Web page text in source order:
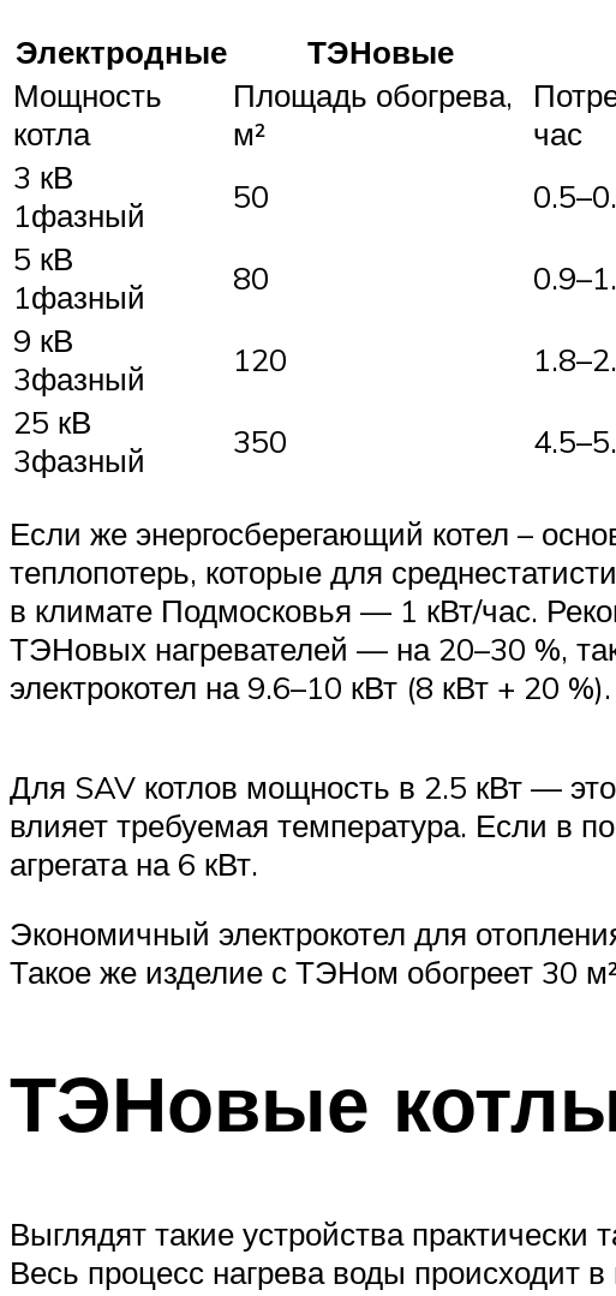
Электродные
ТЭНовые
Мощность
котла
Площадь обогрева,
м²
час
3 кВ
1фазный
50
5 кВ
1фазный
80
9 кВ
3фазный
120
25 кВ
3фазный
350
Если же энергосберегающий котел –
теплопотерь, которые для
в климате Подмосковья — 1 кВт/час.
ТЭНовых нагревателей — на 20–30 %,
электрокотел на 9.6–10 кВт (8 кВт + 20 %).
Для SAV котлов мощность в 2.5 кВт —
влияет требуемая температура. Если в
агрегата на 6 кВт.
Экономичный электрокотел для
Такое же изделие с ТЭНом обогреет 30
ТЭНовые
Выглядят такие устройства практически
Весь процесс нагрева воды